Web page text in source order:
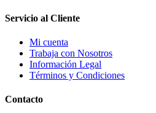
Servicio al Cliente
Mi cuenta
Trabaja con Nosotros
Información Legal
Términos y Condiciones
Contacto